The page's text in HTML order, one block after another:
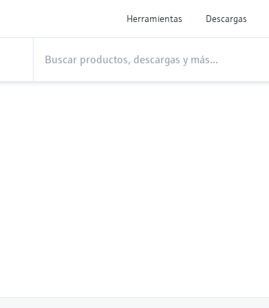
Herramientas Descargas